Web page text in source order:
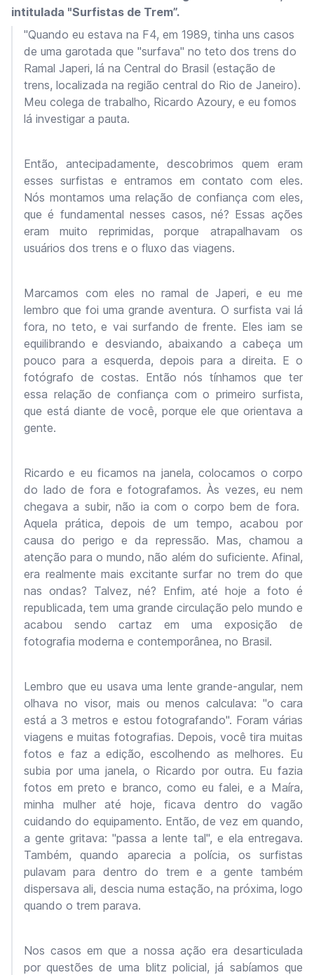
intitulada "Surfistas de Trem”.
"Quando eu estava na F4, em 1989, tinha uns casos
de uma garotada que "surfava" no teto dos trens do
Ramal Japeri, lá na Central do Brasil (estação de
trens, localizada na região central do Rio de Janeiro).
Meu colega de trabalho, Ricardo Azoury, e eu fomos
lá investigar a pauta.
Então, antecipadamente, descobrimos quem eram
esses surfistas e entramos em contato com eles.
Nós montamos uma relação de confiança com eles,
que é fundamental nesses casos, né? Essas ações
eram muito reprimidas, porque atrapalhavam os
usuários dos trens e o fluxo das viagens.
Marcamos com eles no ramal de Japeri, e eu me
lembro que foi uma grande aventura. O surfista vai lá
fora, no teto, e vai surfando de frente. Eles iam se
equilibrando e desviando, abaixando a cabeça um
pouco para a esquerda, depois para a direita. E o
fotógrafo de costas. Então nós tínhamos que ter
essa relação de confiança com o primeiro surfista,
que está diante de você, porque ele que orientava a
gente.
Ricardo e eu ficamos na janela, colocamos o corpo
do lado de fora e fotografamos. Às vezes, eu nem
chegava a subir, não ia com o corpo bem de fora.
Aquela prática, depois de um tempo, acabou por
causa do perigo e da repressão. Mas, chamou a
atenção para o mundo, não além do suficiente. Afinal,
era realmente mais excitante surfar no trem do que
nas ondas? Talvez, né? Enfim, até hoje a foto é
republicada, tem uma grande circulação pelo mundo e
acabou sendo cartaz em uma exposição de
fotografia moderna e contemporânea, no Brasil.
Lembro que eu usava uma lente grande-angular, nem
olhava no visor, mais ou menos calculava: "o cara
está a 3 metros e estou fotografando". Foram várias
viagens e muitas fotografias. Depois, você tira muitas
fotos e faz a edição, escolhendo as melhores. Eu
subia por uma janela, o Ricardo por outra. Eu fazia
fotos em preto e branco, como eu falei, e a Maíra,
minha mulher até hoje, ficava dentro do vagão
cuidando do equipamento. Então, de vez em quando,
a gente gritava: "passa a lente tal", e ela entregava.
Também, quando aparecia a polícia, os surfistas
pulavam para dentro do trem e a gente também
dispersava ali, descia numa estação, na próxima, logo
quando o trem parava.
Nos casos em que a nossa ação era desarticulada
por questões de uma blitz policial, já sabíamos que